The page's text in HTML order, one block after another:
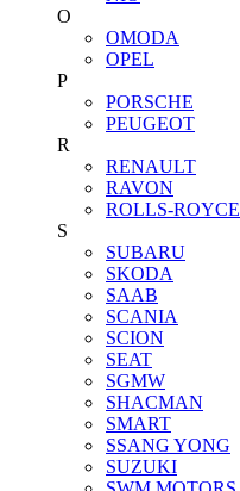
O
OMODA
OPEL
P
PORSCHE
PEUGEOT
R
RENAULT
RAVON
ROLLS-ROYCE
S
SUBARU
SKODA
SAAB
SCANIA
SCION
SEAT
SGMW
SHACMAN
SMART
SSANG YONG
SUZUKI